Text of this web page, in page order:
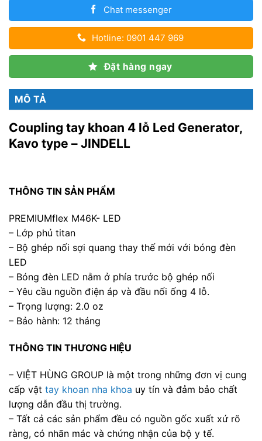
Chat messenger
Hotline: 0901 447 969
Đặt hàng ngay
MÔ TẢ
Coupling tay khoan 4 lỗ Led Generator,
Kavo type – JINDELL
THÔNG TIN SẢN PHẨM
PREMIUMflex M46K- LED
– Lớp phủ titan
– Bộ ghép nối sợi quang thay thế mới với bóng đèn
LED
– Bóng đèn LED nằm ở phía trước bộ ghép nối
– Yêu cầu nguồn điện áp và đầu nối ống 4 lỗ.
– Trọng lượng: 2.0 oz
– Bảo hành: 12 tháng
THÔNG TIN THƯƠNG HIỆU
– VIỆT HÙNG GROUP là một trong những đơn vị cung
cấp vật tay khoan nha khoa uy tín và đảm bảo chất
lượng dẫn đầu thị trường.
– Tất cả các sản phẩm đều có nguồn gốc xuất xứ rõ
ràng, có nhãn mác và chứng nhận của bộ y tế.